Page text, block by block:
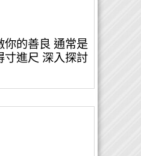
你的善良 通常是
寸進尺 深入探討